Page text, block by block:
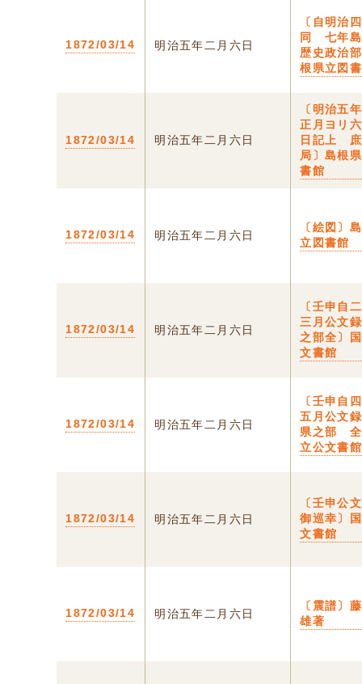
1872/03/14 明治五年二月六日
〔自明治
同 七年
歴史政治
根県立図
1872/03/14 明治五年二月六日
〔明治五
正月ヨリ
日記上
局〕島根
書館
1872/03/14 明治五年二月六日
〔絵図〕
立図書館
1872/03/14 明治五年二月六日
〔壬申自
三月公文
之部全〕
文書館
1872/03/14 明治五年二月六日
〔壬申自
五月公文
県之部 全
立公文書館
1872/03/14 明治五年二月六日
〔壬申
御巡幸〕
文書館
1872/03/14 明治五年二月六日
〔震譜〕
雄著